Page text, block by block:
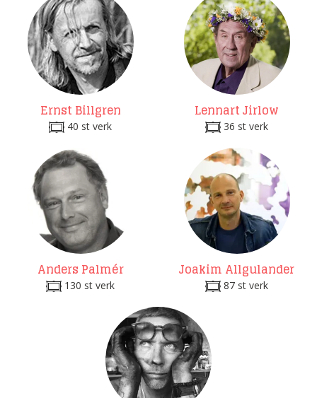
Ernst Billgren
40 st verk
Lennart Jirlow
36 st verk
Anders Palmér
130 st verk
Joakim Allgulander
87 st verk